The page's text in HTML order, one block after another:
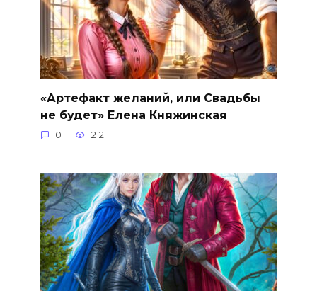
«Артефакт желаний, или Свадьбы
не будет» Елена Княжинская
0 212